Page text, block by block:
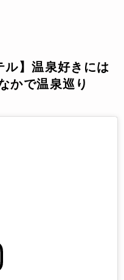
】温泉好きには
かで温泉巡り